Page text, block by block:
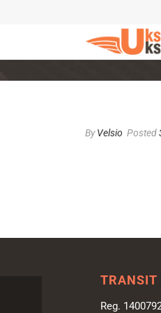
ByVelsio Posted
TRANSIT
Reg.